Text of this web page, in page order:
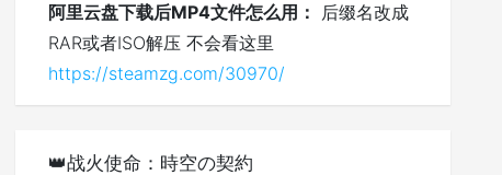
阿里云盘下载后MP4文件怎么用：
后缀名改成
RAR或者ISO解压 不会看这里
https://steamzg.com/30970/
👑战火使命：時空の契約